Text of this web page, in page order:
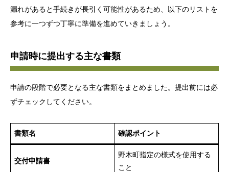
漏れがあると手続きが長引く可能性があるため、以下のリストを
参考に一つずつ丁寧に準備を進めていきましょう。
申請時に提出する主な書類
申請の段階で必要となる主な書類をまとめました。提出前には必
ずチェックしてください。
書類名 確認ポイント
交付申請書
野木町指定の様式を使用する
こと